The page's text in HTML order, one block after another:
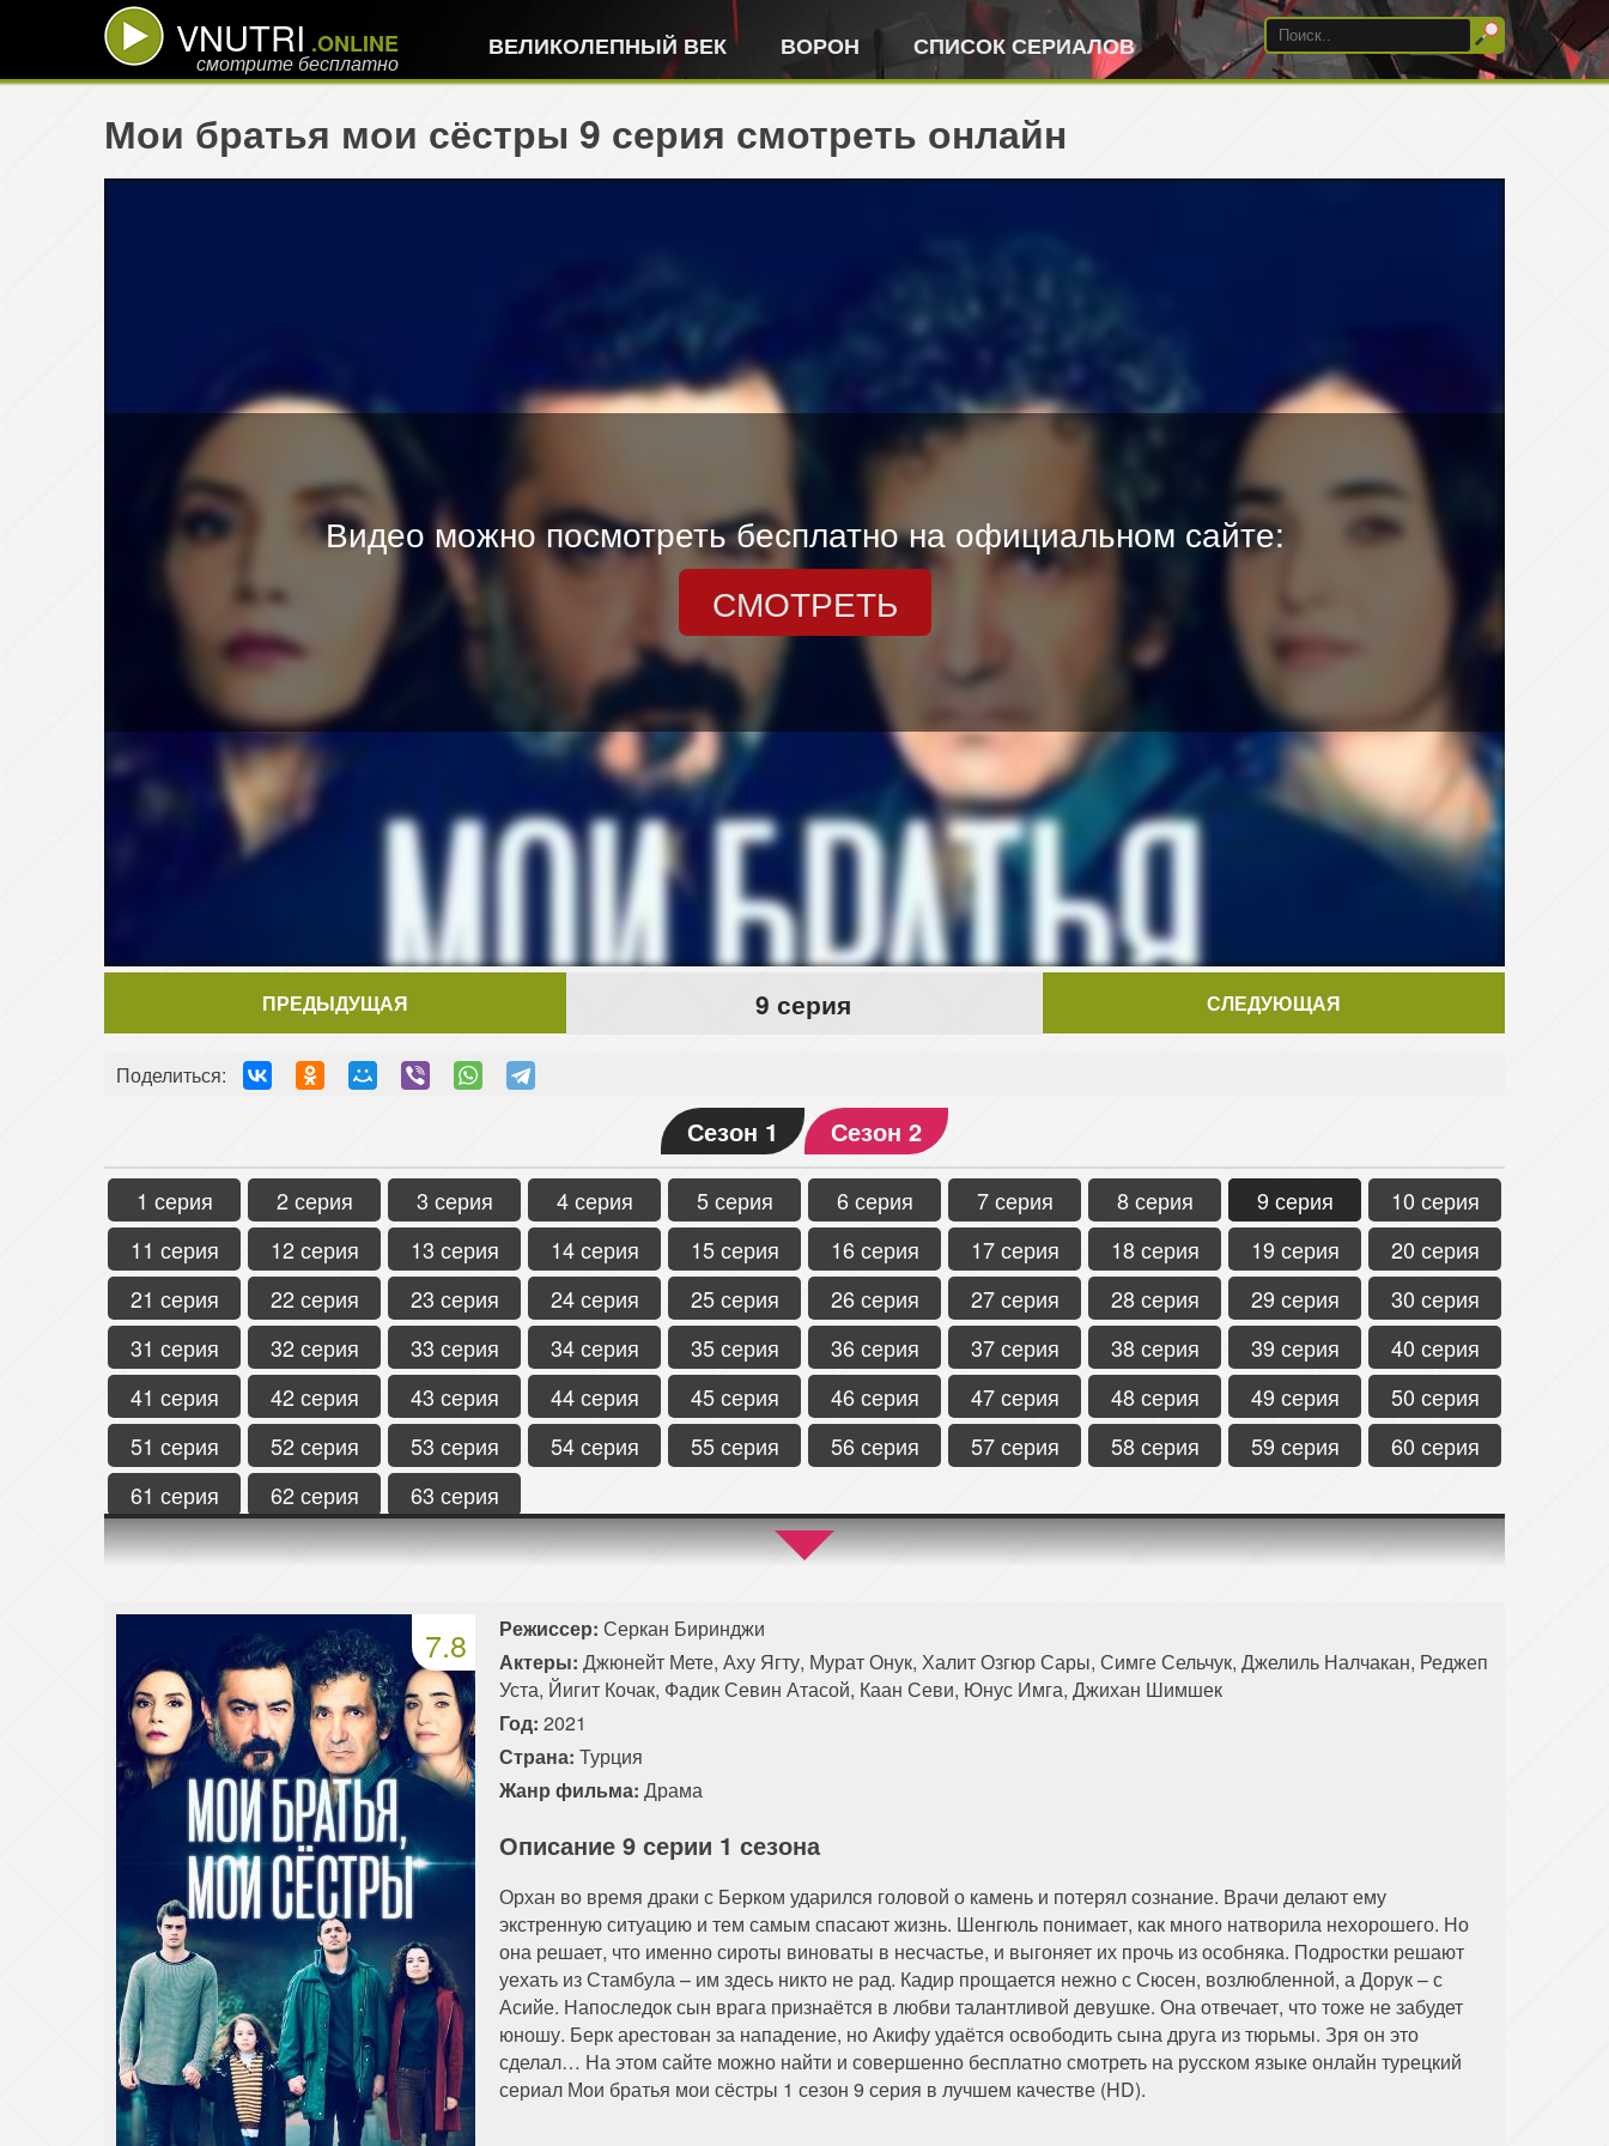
VNUTRI .ONLINE
смотрите бесплатно
ВЕЛИКОЛЕПНЫЙ ВЕК ВОРОН СПИСОК СЕРИАЛОВ
Мои братья мои сёстры 9 серия смотреть онлайн
Видео можно посмотреть бесплатно на официальном сайте:
СМОТРЕТЬ
ПРЕДЫДУЩАЯ 9 серия СЛЕДУЮЩАЯ
Поделиться:
Сезон 1 Сезон 2
1 серия 2 серия 3 серия 4 серия 5 серия 6 серия 7 серия 8 серия 9 серия
10 серия
11 серия
12 серия 13 серия 14 серия 15 серия 16 серия 17 серия 18 серия 19 серия
20 серия
21 серия
22 серия 23 серия 24 серия 25 серия 26 серия 27 серия 28 серия 29 серия
30 серия
31 серия
32 серия 33 серия 34 серия 35 серия 36 серия 37 серия 38 серия 39 серия
40 серия
41 серия
42 серия 43 серия 44 серия 45 серия 46 серия 47 серия 48 серия 49 серия
50 серия
51 серия
52 серия 53 серия 54 серия 55 серия 56 серия 57 серия 58 серия 59 серия
60 серия
61 серия
62 серия 63 серия
7.8 Режиссер: Серкан Биринджи
Актеры: Джюнейт Мете, Аху Ягту, Мурат Онук, Халит Озгюр Сары, Симге Сельчук, Джелиль Налчакан, Реджеп
Уста, Йигит Кочак, Фадик Севин Атасой, Каан Севи, Юнус Имга, Джихан Шимшек
Год: 2021
Страна: Турция
Жанр фильма: Драма
Описание 9 серии 1 сезона
Орхан во время драки с Берком ударился головой о камень и потерял сознание. Врачи делают ему
экстренную ситуацию и тем самым спасают жизнь. Шенгюль понимает, как много натворила нехорошего. Но
она решает, что именно сироты виноваты в несчастье, и выгоняет их прочь из особняка. Подростки решают
уехать из Стамбула – им здесь никто не рад. Кадир прощается нежно с Сюсен, возлюбленной, а Дорук – с
Асийе. Напоследок сын врага признаётся в любви талантливой девушке. Она отвечает, что тоже не забудет
юношу. Берк арестован за нападение, но Акифу удаётся освободить сына друга из тюрьмы. Зря он это
сделал… На этом сайте можно найти и совершенно бесплатно смотреть на русском языке онлайн турецкий
сериал Мои братья мои сёстры 1 сезон 9 серия в лучшем качестве (HD).